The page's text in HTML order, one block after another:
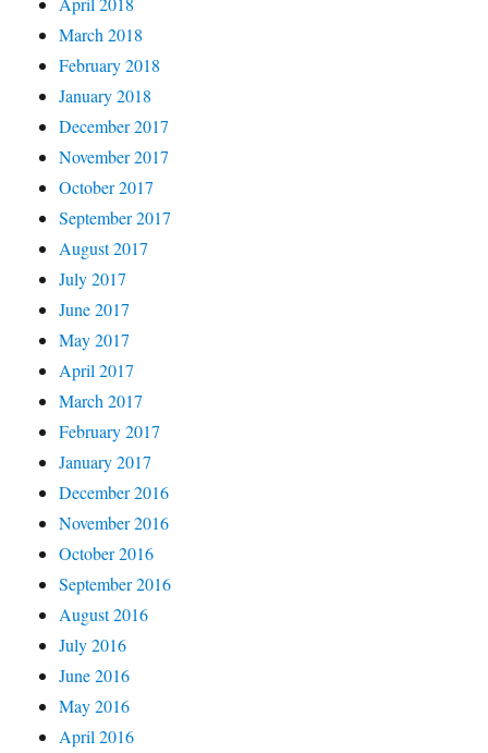
March 2018
February 2018
January 2018
December 2017
November 2017
October 2017
September 2017
August 2017
July 2017
June 2017
May 2017
April 2017
March 2017
February 2017
January 2017
December 2016
November 2016
October 2016
September 2016
August 2016
July 2016
June 2016
May 2016
April 2016